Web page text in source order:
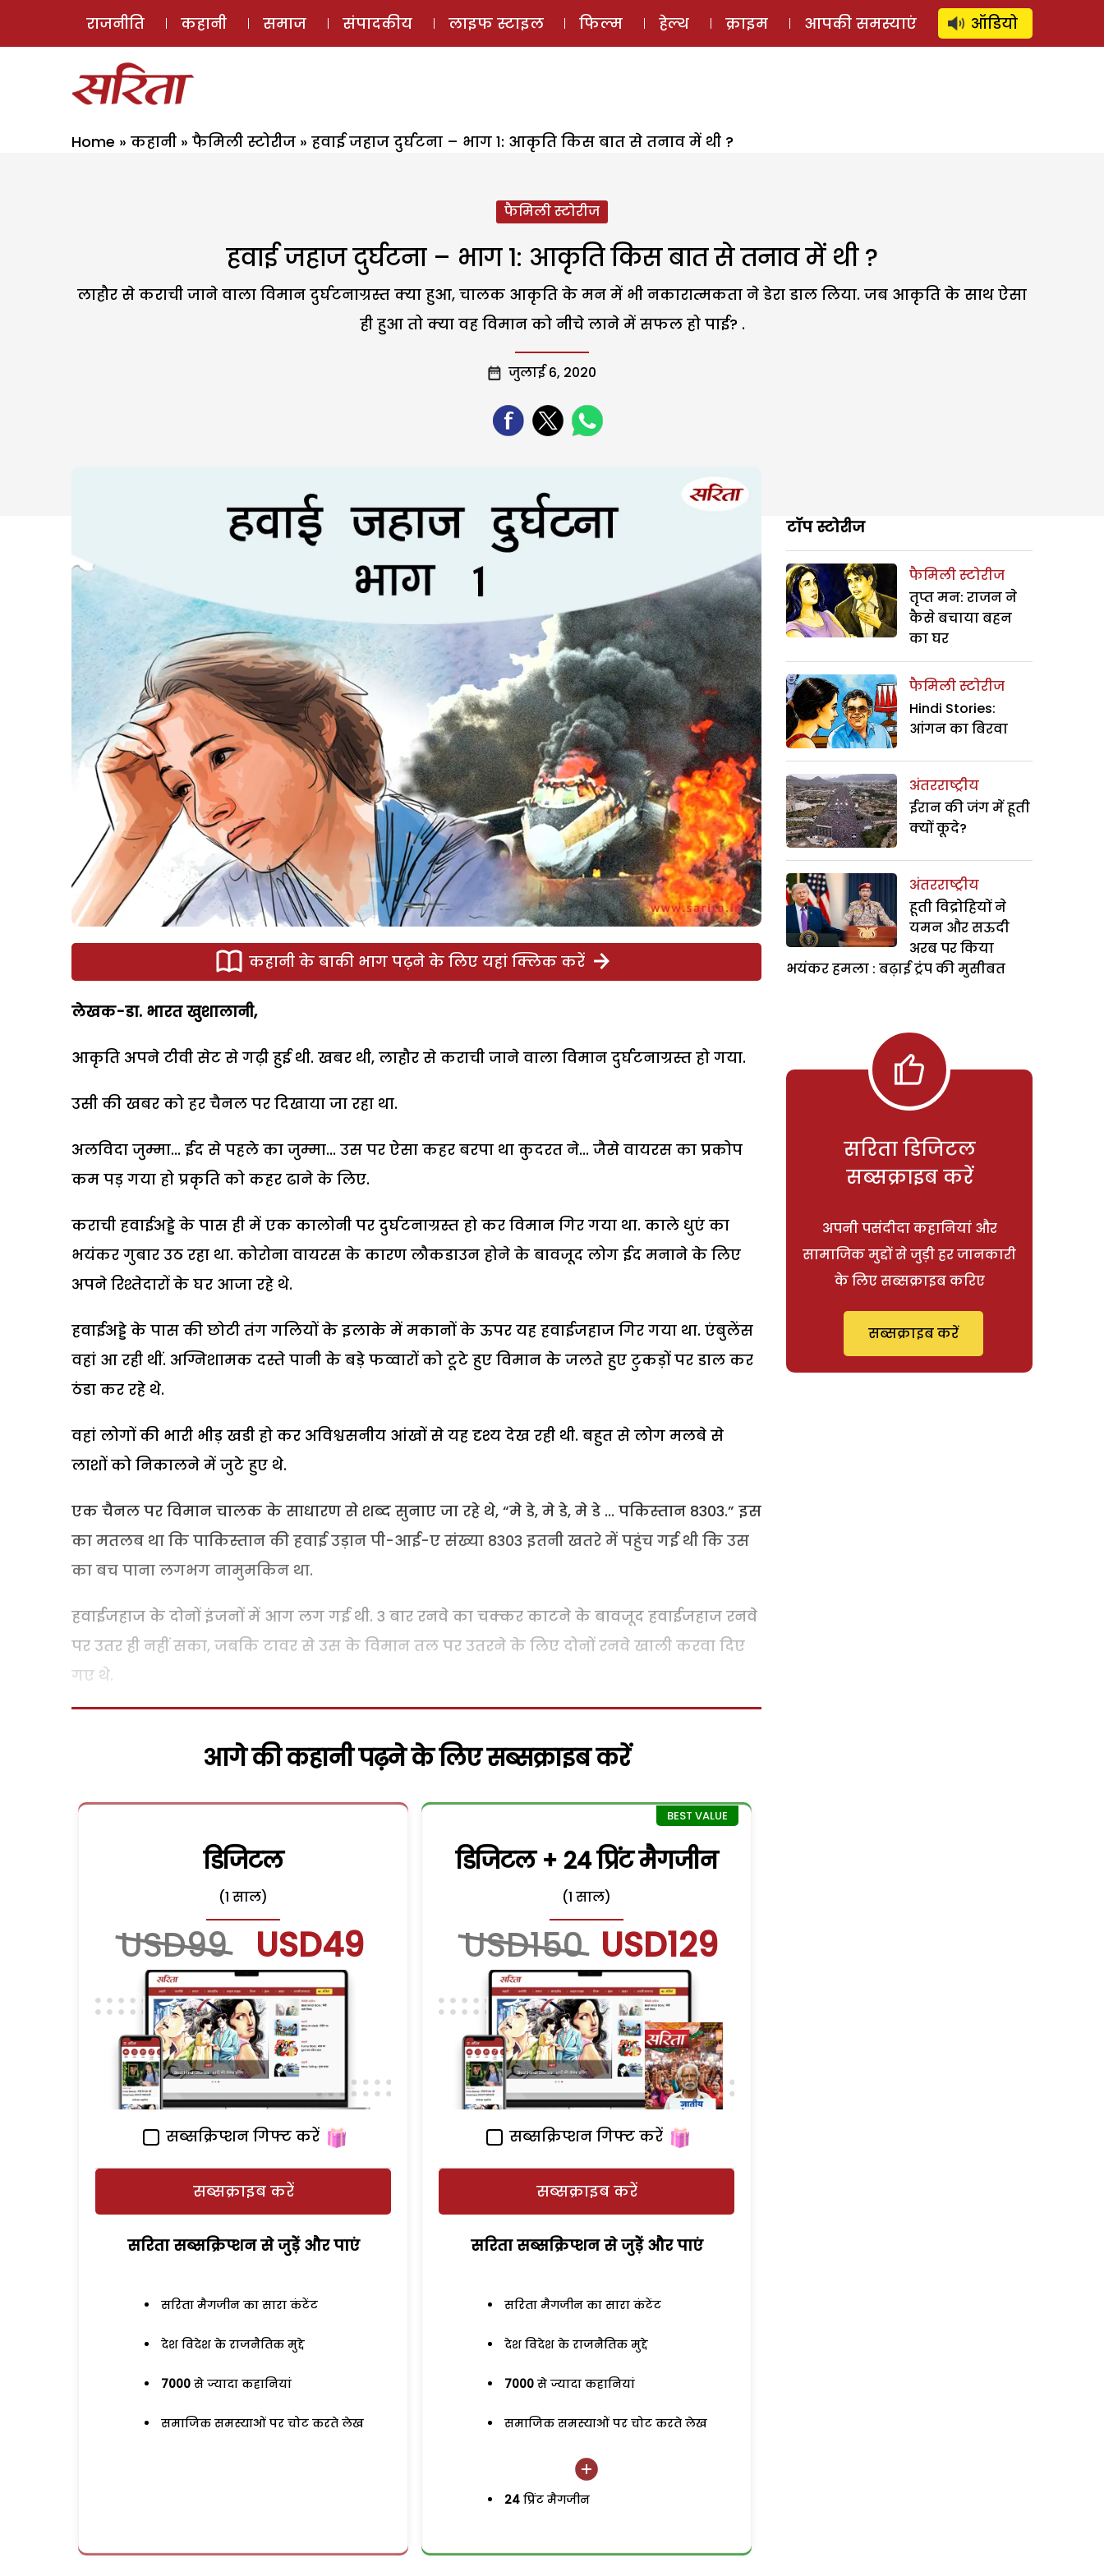
ई-मैगज़ीन ऑडियो स्टोरी लॉग इन ⚲ SUBSCRIBE
राजनीति कहानी समाज संपादकीय लाइफ स्टाइल फिल्म हेल्थ क्राइम आपकी समस्याएं ऑडियो
Home » कहानी » फैमिली स्टोरीज » हवाई जहाज दुर्घटना – भाग 1: आकृति किस बात से तनाव में थी ?
फैमिली स्टोरीज
हवाई जहाज दुर्घटना – भाग 1: आकृति किस बात से तनाव में थी ?
लाहौर से कराची जाने वाला विमान दुर्घटनाग्रस्त क्या हुआ, चालक आकृति के मन में भी नकारात्मकता ने डेरा डाल लिया. जब आकृति के साथ ऐसा
ही हुआ तो क्या वह विमान को नीचे लाने में सफल हो पाई? .
जुलाई 6, 2020
कहानी के बाकी भाग पढ़ने के लिए यहां क्लिक करें
लेखक-डा. भारत खुशालानी,
आकृति अपने टीवी सेट से गढ़ी हुई थी. खबर थी, लाहौर से कराची जाने वाला विमान दुर्घटनाग्रस्त हो गया.
उसी की खबर को हर चैनल पर दिखाया जा रहा था.
अलविदा जुम्मा... ईद से पहले का जुम्मा... उस पर ऐसा कहर बरपा था कुदरत ने... जैसे वायरस का प्रकोप
कम पड़ गया हो प्रकृति को कहर ढाने के लिए.
कराची हवाईअड्डे के पास ही में एक कालोनी पर दुर्घटनाग्रस्त हो कर विमान गिर गया था. काले धुएं का
भयंकर गुबार उठ रहा था. कोरोना वायरस के कारण लौकडाउन होने के बावजूद लोग ईद मनाने के लिए
अपने रिश्तेदारों के घर आजा रहे थे.
हवाईअड्डे के पास की छोटी तंग गलियों के इलाके में मकानों के ऊपर यह हवाईजहाज गिर गया था. एंबुलेंस
वहां आ रही थीं. अग्निशामक दस्ते पानी के बड़े फव्वारों को टूटे हुए विमान के जलते हुए टुकड़ों पर डाल कर
ठंडा कर रहे थे.
वहां लोगों की भारी भीड़ खडी हो कर अविश्वसनीय आंखों से यह दृश्य देख रही थी. बहुत से लोग मलबे से
लाशों को निकालने में जुटे हुए थे.
एक चैनल पर विमान चालक के साधारण से शब्द सुनाए जा रहे थे, “मे डे, मे डे, मे डे ... पकिस्तान 8303.” इस
का मतलब था कि पाकिस्तान की हवाई उड़ान पी-आई-ए संख्या 8303 इतनी खतरे में पहुंच गई थी कि उस
का बच पाना लगभग नामुमकिन था.
हवाईजहाज के दोनों इंजनों में आग लग गई थी. 3 बार रनवे का चक्कर काटने के बावजूद हवाईजहाज रनवे
पर उतर ही नहीं सका, जबकि टावर से उस के विमान तल पर उतरने के लिए दोनों रनवे खाली करवा दिए
गए थे.
आगे की कहानी पढ़ने के लिए सब्सक्राइब करें
डिजिटल
(1 साल)
USD99 USD49
सब्सक्रिप्शन गिफ्ट करें
सब्सक्राइब करें
सरिता सब्सक्रिप्शन से जुड़ेें और पाएं
सरिता मैगजीन का सारा कंटेंट
देश विदेश के राजनैतिक मुद्दे
7000 से ज्यादा कहानियां
समाजिक समस्याओं पर चोट करते लेख
डिजिटल + 24 प्रिंट मैगजीन
(1 साल)
USD150 USD129
सब्सक्रिप्शन गिफ्ट करें
सब्सक्राइब करें
सरिता सब्सक्रिप्शन से जुड़ेें और पाएं
सरिता मैगजीन का सारा कंटेंट
देश विदेश के राजनैतिक मुद्दे
7000 से ज्यादा कहानियां
समाजिक समस्याओं पर चोट करते लेख
24 प्रिंट मैगजीन
टॉप स्टोरीज
फैमिली स्टोरीज
तृप्त मन: राजन ने
कैसे बचाया बहन
का घर
फैमिली स्टोरीज
Hindi Stories:
आंगन का बिरवा
अंतरराष्ट्रीय
ईरान की जंग में हूती
क्यों कूदे?
अंतरराष्ट्रीय
हूती विद्रोहियों ने
यमन और सऊदी
अरब पर किया
भयंकर हमला : बढ़ाई ट्रंप की मुसीबत
सरिता डिजिटल
सब्सक्राइब करें
अपनी पसंदीदा कहानियां और
सामाजिक मुद्दों से जुड़ी हर जानकारी
के लिए सब्सक्राइब करिए
सब्सक्राइब करें